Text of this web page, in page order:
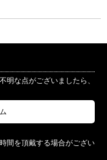
明な点がございましたら、
間を頂戴する場合がござい